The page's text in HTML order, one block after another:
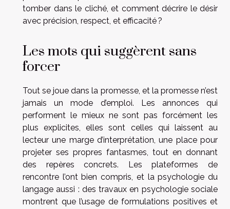
tomber dans le cliché, et comment décrire le désir
avec précision, respect, et efficacité ?
Les mots qui suggèrent sans
forcer
Tout se joue dans la promesse, et la promesse n’est
jamais un mode d’emploi. Les annonces qui
performent le mieux ne sont pas forcément les
plus explicites, elles sont celles qui laissent au
lecteur une marge d’interprétation, une place pour
projeter ses propres fantasmes, tout en donnant
des repères concrets. Les plateformes de
rencontre l’ont bien compris, et la psychologie du
langage aussi : des travaux en psychologie sociale
montrent que l’usage de formulations positives et